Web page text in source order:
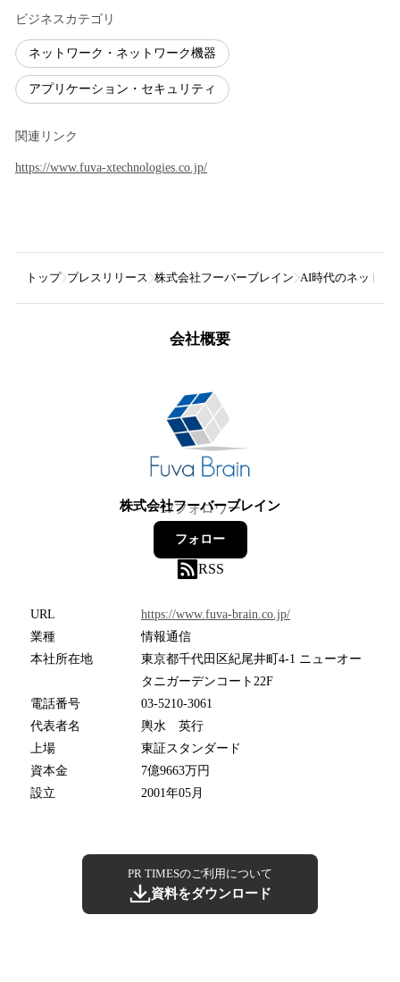
ビジネスカテゴリ
ネットワーク・ネットワーク機器
アプリケーション・セキュリティ
関連リンク
https://www.fuva-xtechnologies.co.jp/
トップ プレスリリース 株式会社フーバーブレイン AI時代のネットワ
会社概要
株式会社フーバーブレイン
17フォロワー
フォロー
RSS
URL
https://www.fuva-brain.co.jp/
業種
情報通信
本社所在地
東京都千代田区紀尾井町4-1 ニューオー
タニガーデンコート22F
電話番号
03-5210-3061
代表者名
輿水 英行
上場
東証スタンダード
資本金
7億9663万円
設立
2001年05月
PR TIMESのご利用について
資料をダウンロード